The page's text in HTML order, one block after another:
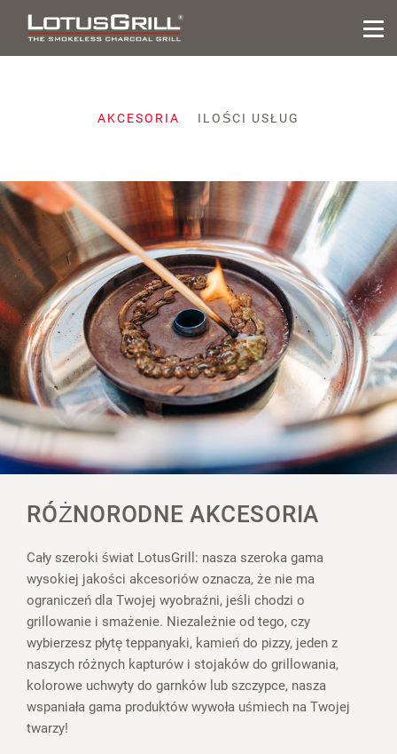
AKCESORIA ILOŚCI USŁUG
RÓŻNORODNE AKCESORIA
Cały szeroki świat LotusGrill: nasza szeroka gama
wysokiej jakości akcesoriów oznacza, że nie ma
ograniczeń dla Twojej wyobraźni, jeśli chodzi o
grillowanie i smażenie. Niezależnie od tego, czy
wybierzesz płytę teppanyaki, kamień do pizzy, jeden z
naszych różnych kapturów i stojaków do grillowania,
kolorowe uchwyty do garnków lub szczypce, nasza
wspaniała gama produktów wywoła uśmiech na Twojej
twarzy!